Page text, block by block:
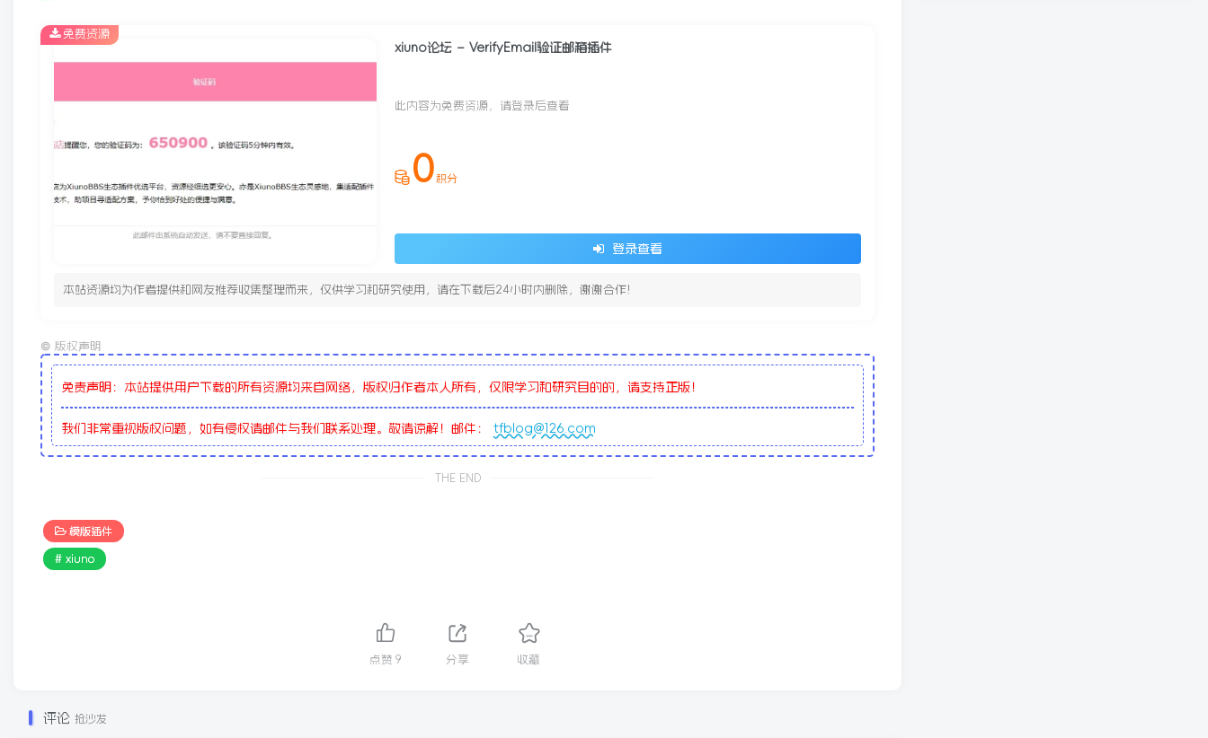
xiuno论坛 – VerifyEmail验证邮箱插件
此内容为免费资源，请登录后查看
0 积分
登录查看
本站资源均为作者提供和网友推荐收集整理而来，仅供学习和研究使用，请在下载后24小时内删除，谢谢合作!
免费资源
© 版权声明
免责声明：本站提供用户下载的所有资源均来自网络，版权归作者本人所有，仅限学习和研究目的的，请支持正版！
我们非常重视版权问题，如有侵权请邮件与我们联系处理。敬请谅解！邮件： tfblog@126.com
THE END
模版插件
# xiuno
点赞 9 分享 收藏
评论 抢沙发